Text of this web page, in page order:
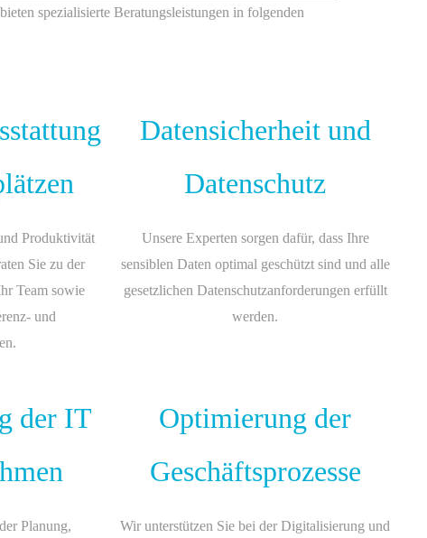
spezialisierte Beratungsleistungen in folgenden
Produktivität
Sie zu der
Team sowie
und
Datensicherheit und
Datenschutz
Unsere Experten sorgen dafür, dass Ihre
sensiblen Daten optimal geschützt sind und alle
gesetzlichen Datenschutzanforderungen erfüllt
werden.
der IT
Planung,
Optimierung der
Geschäftsprozesse
Wir unterstützen Sie bei der Digitalisierung und